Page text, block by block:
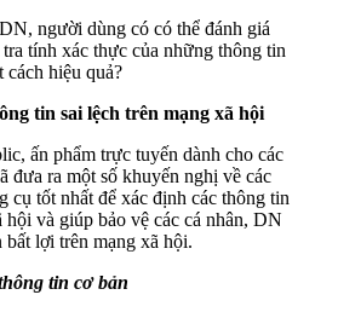
người dùng có có thể đánh giá
tính xác thực của những thông tin
cách hiệu quả?
tin sai lệch trên mạng xã hội
ấn phẩm trực tuyến dành cho các
đưa ra một số khuyến nghị về các
cụ tốt nhất để xác định các thông tin
hội và giúp bảo vệ các cá nhân, DN
lợi trên mạng xã hội.
tin cơ bản